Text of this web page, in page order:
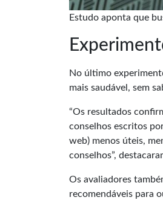
Estudo aponta que
No último
mais saudável, sem
“Os resultados
conselhos escritos
web) menos úteis,
conselhos”,
Os avaliadores
recomendáveis para